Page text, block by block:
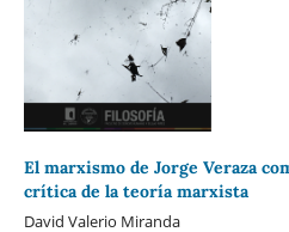
El marxismo de Jorge Veraza
crítica de la teoría marxista
David Valerio Miranda